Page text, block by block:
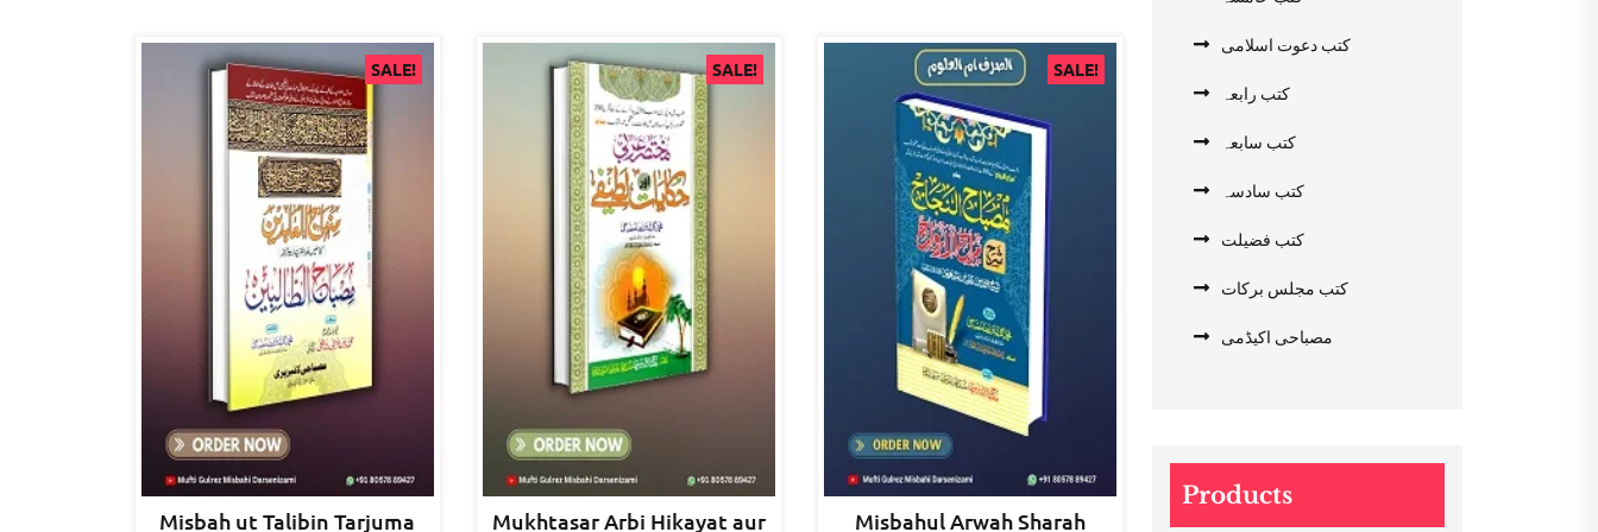
SALE!
Misbah ut Talibin Tarjuma
SALE!
Mukhtasar Arbi Hikayat aur
SALE!
Misbahul Arwah Sharah
کتب دعوت اسلامی
کتب رابعہ
کتب سابعہ
کتب سادسہ
کتب فضیلت
کتب مجلس برکات
مصباحی اکیڈمی
Products